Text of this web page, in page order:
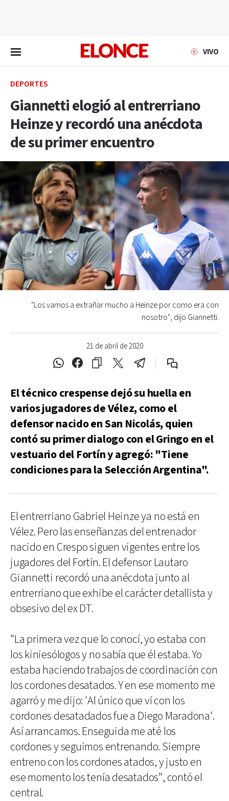
VIVO
DEPORTES
Giannetti elogió al entrerriano
Heinze y recordó una anécdota
de su primer encuentro
21 de abril de 2020
"Los vamos a extrañar mucho a Heinze por como era con
nosotro", dijo Giannetti.
El técnico crespense dejó su huella en
varios jugadores de Vélez, como el
defensor nacido en San Nicolás, quien
contó su primer dialogo con el Gringo en el
vestuario del Fortín y agregó: "Tiene
condiciones para la Selección Argentina".
El entrerriano Gabriel Heinze ya no está en
Vélez. Pero las enseñanzas del entrenador
nacido en Crespo siguen vigentes entre los
jugadores del Fortín. El defensor Lautaro
Giannetti recordó una anécdota junto al
entrerriano que exhibe el carácter detallista y
obsesivo del ex DT.
"La primera vez que lo conocí, yo estaba con
los kiniesólogos y no sabía que él estaba. Yo
estaba haciendo trabajos de coordinación con
los cordones desatados. Y en ese momento me
agarró y me dijo: 'Al único que ví con los
cordones desatadados fue a Diego Maradona'.
Así arrancamos. Enseguida me até los
cordones y seguimos entrenando. Siempre
entreno con los cordones atados, y justo en
ese momento los tenía desatados", contó el
central.